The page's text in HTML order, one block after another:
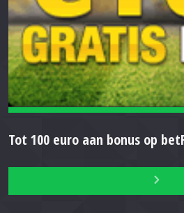
Tot 100 euro aan bonus op